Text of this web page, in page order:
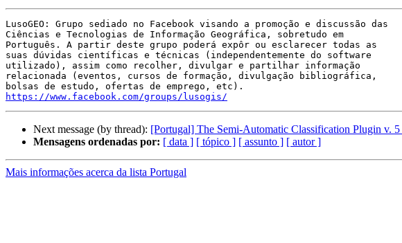
LusoGEO: Grupo sediado no Facebook visando a promoção e discussão das
Ciências e Tecnologias de Informação Geográfica, sobretudo em
Português. A partir deste grupo poderá expôr ou esclarecer todas as
suas dúvidas científicas e técnicas (independentemente do software
utilizado), assim como recolher, divulgar e partilhar informação
relacionada (eventos, cursos de formação, divulgação bibliográfica,
https://www.facebook.com/groups/lusogis/
Next message (by thread): [Portugal] The Semi-Automatic Classification Plugin v.
Mensagens ordenadas por: [ data ] [ tópico ] [ assunto ] [ autor ]
Mais informações acerca da lista Portugal